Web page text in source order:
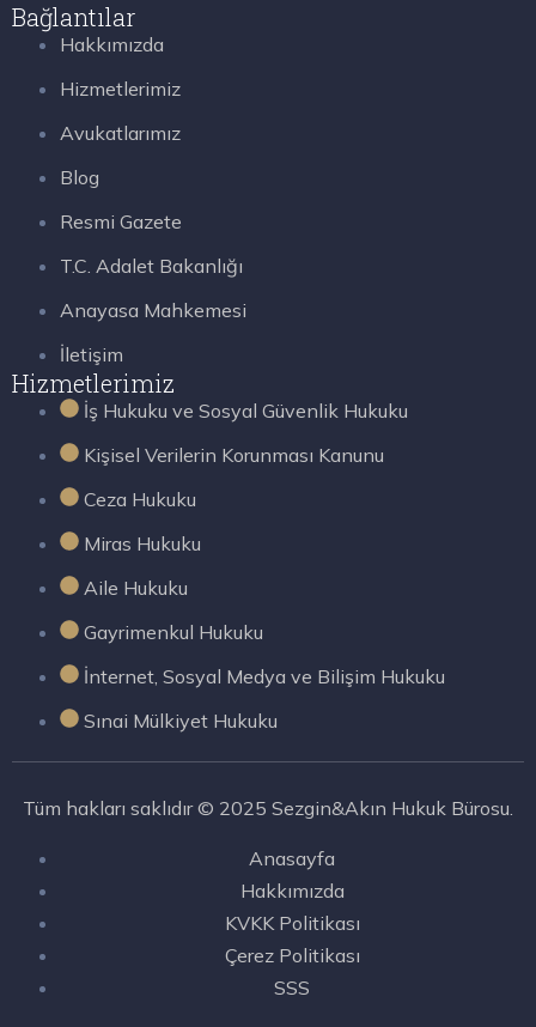
Bağlantılar
Hakkımızda
Hizmetlerimiz
Avukatlarımız
Blog
Resmi Gazete
T.C. Adalet Bakanlığı
Anayasa Mahkemesi
İletişim
Hizmetlerimiz
İş Hukuku ve Sosyal Güvenlik Hukuku
Kişisel Verilerin Korunması Kanunu
Ceza Hukuku
Miras Hukuku
Aile Hukuku
Gayrimenkul Hukuku
İnternet, Sosyal Medya ve Bilişim Hukuku
Sınai Mülkiyet Hukuku
Tüm hakları saklıdır © 2025 Sezgin&Akın Hukuk Bürosu.
Anasayfa
Hakkımızda
KVKK Politikası
Çerez Politikası
SSS